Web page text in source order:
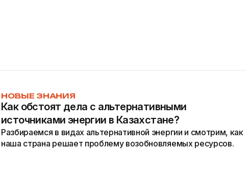
НОВЫЕ ЗНАНИЯ
Как обстоят дела с альтернативными
источниками энергии в Казахстане?
Разбираемся в видах альтернативной энергии и смотрим, как
наша страна решает проблему возобновляемых ресурсов.